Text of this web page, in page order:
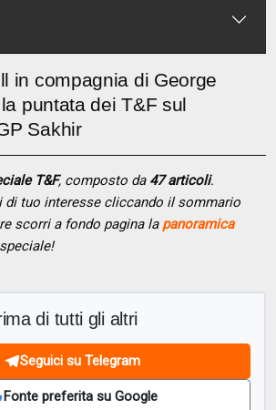
in compagnia di George
puntata dei T&F sul
Sakhir
T&F, composto da 47 articoli.
di tuo interesse cliccando il sommario
scorri a fondo pagina la panoramica
di tutti gli altri
Seguici su Telegram
Fonte preferita su Google